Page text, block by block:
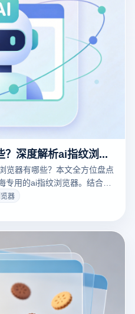
全球高能ai浏览器有哪些？深度解析ai指纹浏览器在跨境矩阵中的颠覆性进化
览器有哪些？本文全方位盘点
用的ai指纹浏览器。结合云
时代下，如何利用内核级防关
全，助您轻松破局出海流量
器